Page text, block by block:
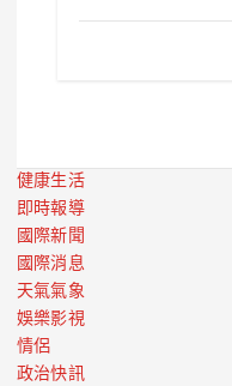
健康生活
即時報導
國際新聞
國際消息
天氣氣象
娛樂影視
情侶
政治快訊